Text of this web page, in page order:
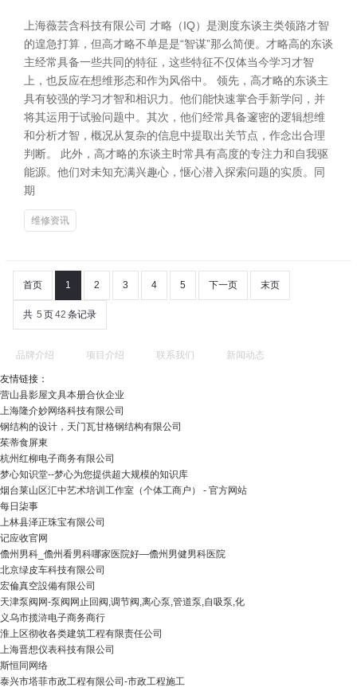
上海薇芸含科技有限公司 才略（IQ）是测度东谈主类领路才智
的遑急打算，但高才略不单是是“智谋”那么简便。才略高的东谈
主经常具备一些共同的特征，这些特征不仅体当今学习才智
上，也反应在想维形态和作为风俗中。 领先，高才略的东谈主
具有较强的学习才智和相识力。他们能快速掌合手新学问，并
将其运用于试验问题中。其次，他们经常具备邃密的逻辑想维
和分析才智，概况从复杂的信息中提取出关节点，作念出合理
判断。 此外，高才略的东谈主时常具有高度的专注力和自我驱
能源。他们对未知充满兴趣心，惬心潜入探索问题的实质。同
期
维修资讯
首页 1 2 3 4 5 下一页 末页
共 5 页42 条记录
品牌介绍 项目介绍 联系我们 新闻动态
友情链接：
营山县影屋文具本册合伙企业
上海隆介妙网络科技有限公司
钢结构的设计，天门瓦甘格钢结构有限公司
茱蒂食屏東
杭州红柳电子商务有限公司
梦心知识堂--梦心为您提供超大规模的知识库
烟台莱山区汇中艺术培训工作室（个体工商户） - 官方网站
每日柒事
上林县泽正珠宝有限公司
记应收官网
儋州男科_儋州看男科哪家医院好―儋州男健男科医院
北京绿皮车科技有限公司
宏倫真空設備有限公司
天津泵阀网-泵阀网止回阀,调节阀,离心泵,管道泵,自吸泵,化
义乌市揽浒电子商务商行
淮上区彻收各类建筑工程有限责任公司
上海晋想仪表科技有限公司
斯恒同网络
泰兴市塔菲市政工程有限公司-市政工程施工